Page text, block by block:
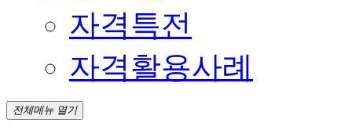
자격특전
자격활용사례
전체메뉴 열기